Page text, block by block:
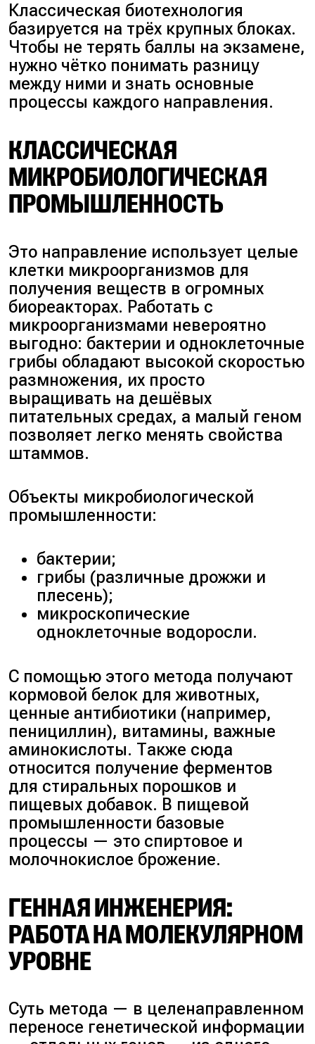
Классическая биотехнология
базируется на трёх крупных блоках.
Чтобы не терять баллы на экзамене,
нужно чётко понимать разницу
между ними и знать основные
процессы каждого направления.
КЛАССИЧЕСКАЯ
МИКРОБИОЛОГИЧЕСКАЯ
ПРОМЫШЛЕННОСТЬ
Это направление использует целые
клетки микроорганизмов для
получения веществ в огромных
биореакторах. Работать с
микроорганизмами невероятно
выгодно: бактерии и одноклеточные
грибы обладают высокой скоростью
размножения, их просто
выращивать на дешёвых
питательных средах, а малый геном
позволяет легко менять свойства
штаммов.
Объекты микробиологической
промышленности:
бактерии;
грибы (различные дрожжи и
плесень);
микроскопические
одноклеточные водоросли.
С помощью этого метода получают
кормовой белок для животных,
ценные антибиотики (например,
пенициллин), витамины, важные
аминокислоты. Также сюда
относится получение ферментов
для стиральных порошков и
пищевых добавок. В пищевой
промышленности базовые
процессы — это спиртовое и
молочнокислое брожение.
ГЕННАЯ ИНЖЕНЕРИЯ:
РАБОТА НА МОЛЕКУЛЯРНОМ
УРОВНЕ
Суть метода — в целенаправленном
переносе генетической информации